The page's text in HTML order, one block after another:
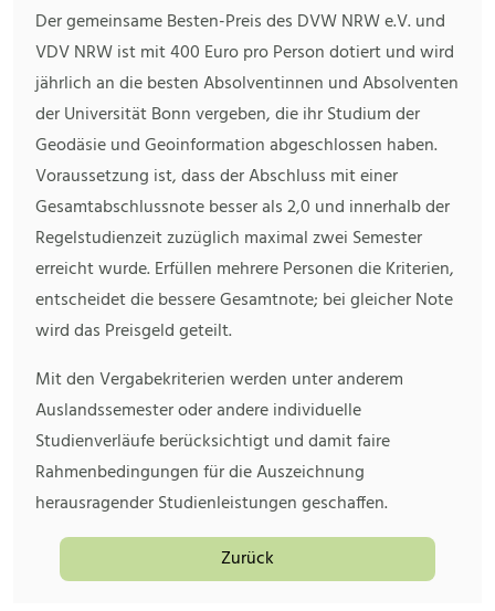
Der gemeinsame Besten-Preis des DVW NRW e.V. und
VDV NRW ist mit 400 Euro pro Person dotiert und wird
jährlich an die besten Absolventinnen und Absolventen
der Universität Bonn vergeben, die ihr Studium der
Geodäsie und Geoinformation abgeschlossen haben.
Voraussetzung ist, dass der Abschluss mit einer
Gesamtabschlussnote besser als 2,0 und innerhalb der
Regelstudienzeit zuzüglich maximal zwei Semester
erreicht wurde. Erfüllen mehrere Personen die Kriterien,
entscheidet die bessere Gesamtnote; bei gleicher Note
wird das Preisgeld geteilt.
Mit den Vergabekriterien werden unter anderem
Auslandssemester oder andere individuelle
Studienverläufe berücksichtigt und damit faire
Rahmenbedingungen für die Auszeichnung
herausragender Studienleistungen geschaffen.
Zurück